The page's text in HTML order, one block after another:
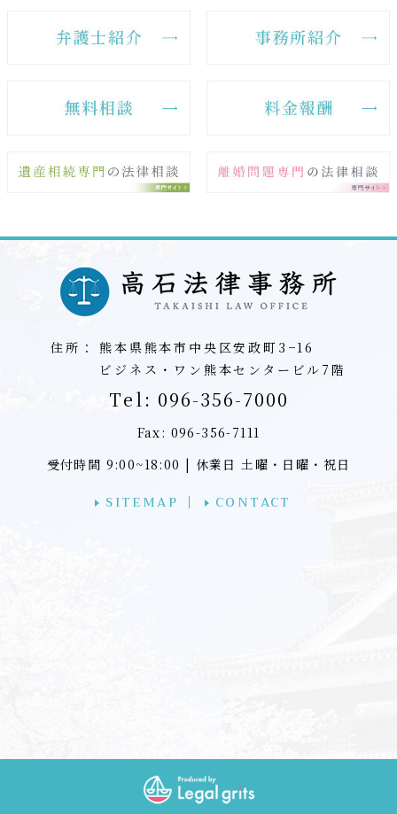
住所：
熊本県熊本市中央区安政町3−16
ビジネス・ワン熊本センタービル7階
Tel: 096-356-7000
Fax: 096-356-7111
受付時間 9:00~18:00 | 休業日 土曜・日曜・祝日
SITEMAP CONTACT